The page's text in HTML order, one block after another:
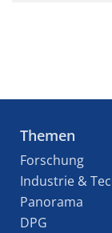
Themen
Forschung
Industrie &
Panorama
DPG